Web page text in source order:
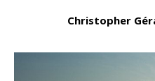
Christopher